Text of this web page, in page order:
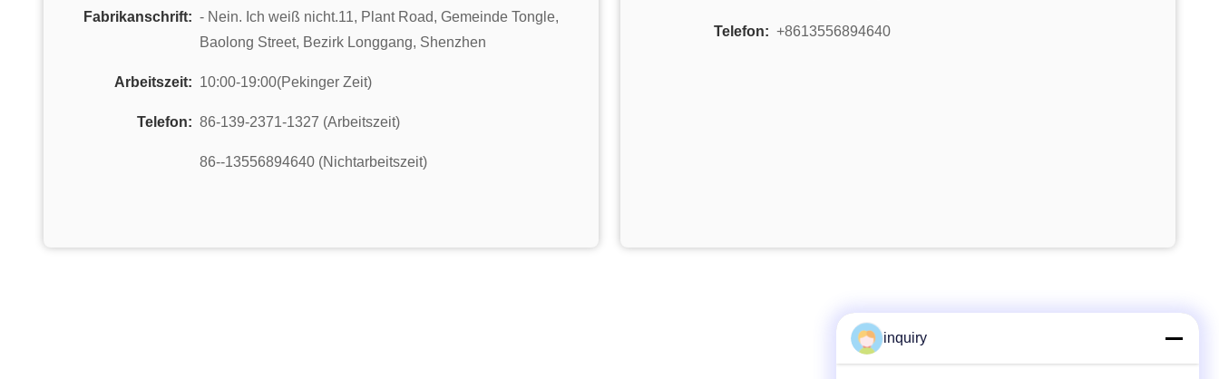
Fabrikanschrift: - Nein. Ich weiß nicht.11, Plant Road, Gemeinde Tongle,
Baolong Street, Bezirk Longgang, Shenzhen
Arbeitszeit: 10:00-19:00(Pekinger Zeit)
Telefon: 86-139-2371-1327 (Arbeitszeit)
86--13556894640 (Nichtarbeitszeit)
Telefon: +8613556894640
inquiry